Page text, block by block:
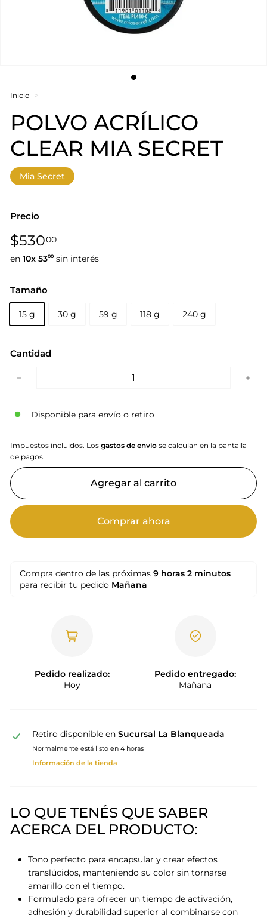
Inicio >
POLVO ACRÍLICO
CLEAR MIA SECRET
Mia Secret
Precio
Precio
habitual
$53000$530,00
en 10x 5300 sin interés
Tamaño
15 g 30 g 59 g 118 g 240 g
Cantidad
Disponible para envío o retiro
Impuestos incluidos. Los gastos de envío se calculan en la pantalla
de pagos.
Agregar al carrito
Comprar ahora
Compra dentro de las próximas 9 horas 2 minutos
para recibir tu pedido Mañana
Pedido realizado:
Hoy
Pedido entregado:
Mañana
Retiro disponible en Sucursal La Blanqueada
Normalmente está listo en 4 horas
Información de la tienda
LO QUE TENÉS QUE SABER
ACERCA DEL PRODUCTO:
Tono perfecto para encapsular y crear efectos
translúcidos, manteniendo su color sin tornarse
amarillo con el tiempo.
Formulado para ofrecer un tiempo de activación,
adhesión y durabilidad superior al combinarse con